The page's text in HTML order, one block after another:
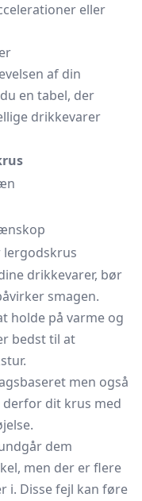
eller
af din
en tabel, der
drikkevarer
lergodskrus
drikkevarer, bør
smagen.
holde på varme og
bedst til at
men også
derfor dit krus med
dem
men der er flere
i. Disse fejl kan føre